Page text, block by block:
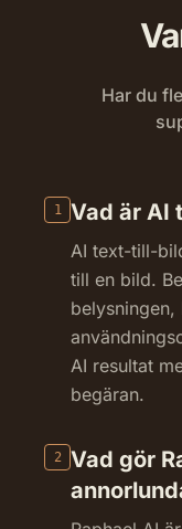
Har du
1 Vad är AI
AI text-till-
till en bild.
AI resultat
begäran.
2
Vad gör